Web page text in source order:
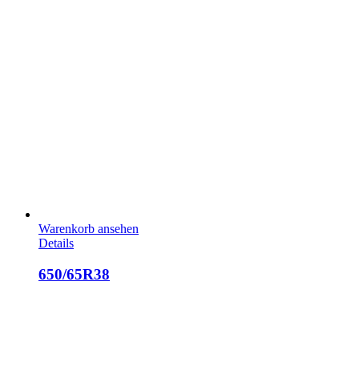
Warenkorb ansehen
Details
650/65R38